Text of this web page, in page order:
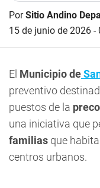
PorSitio Andino
15 de junio de 2026 -
El Municipio de
preventivo
puestos de la
una iniciativa que
familias que
centros urbanos.